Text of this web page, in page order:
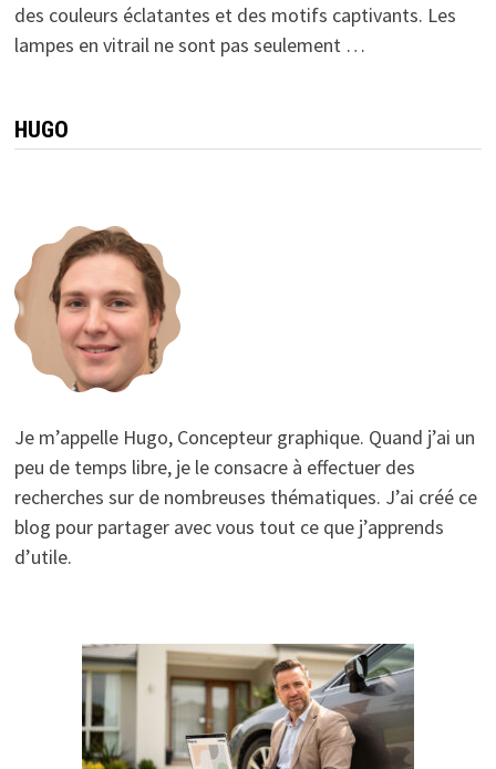
des couleurs éclatantes et des motifs captivants. Les
lampes en vitrail ne sont pas seulement …
HUGO
Je m’appelle Hugo, Concepteur graphique. Quand j’ai un
peu de temps libre, je le consacre à effectuer des
recherches sur de nombreuses thématiques. J’ai créé ce
blog pour partager avec vous tout ce que j’apprends
d’utile.